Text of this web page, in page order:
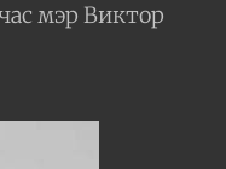
мэр Виктор